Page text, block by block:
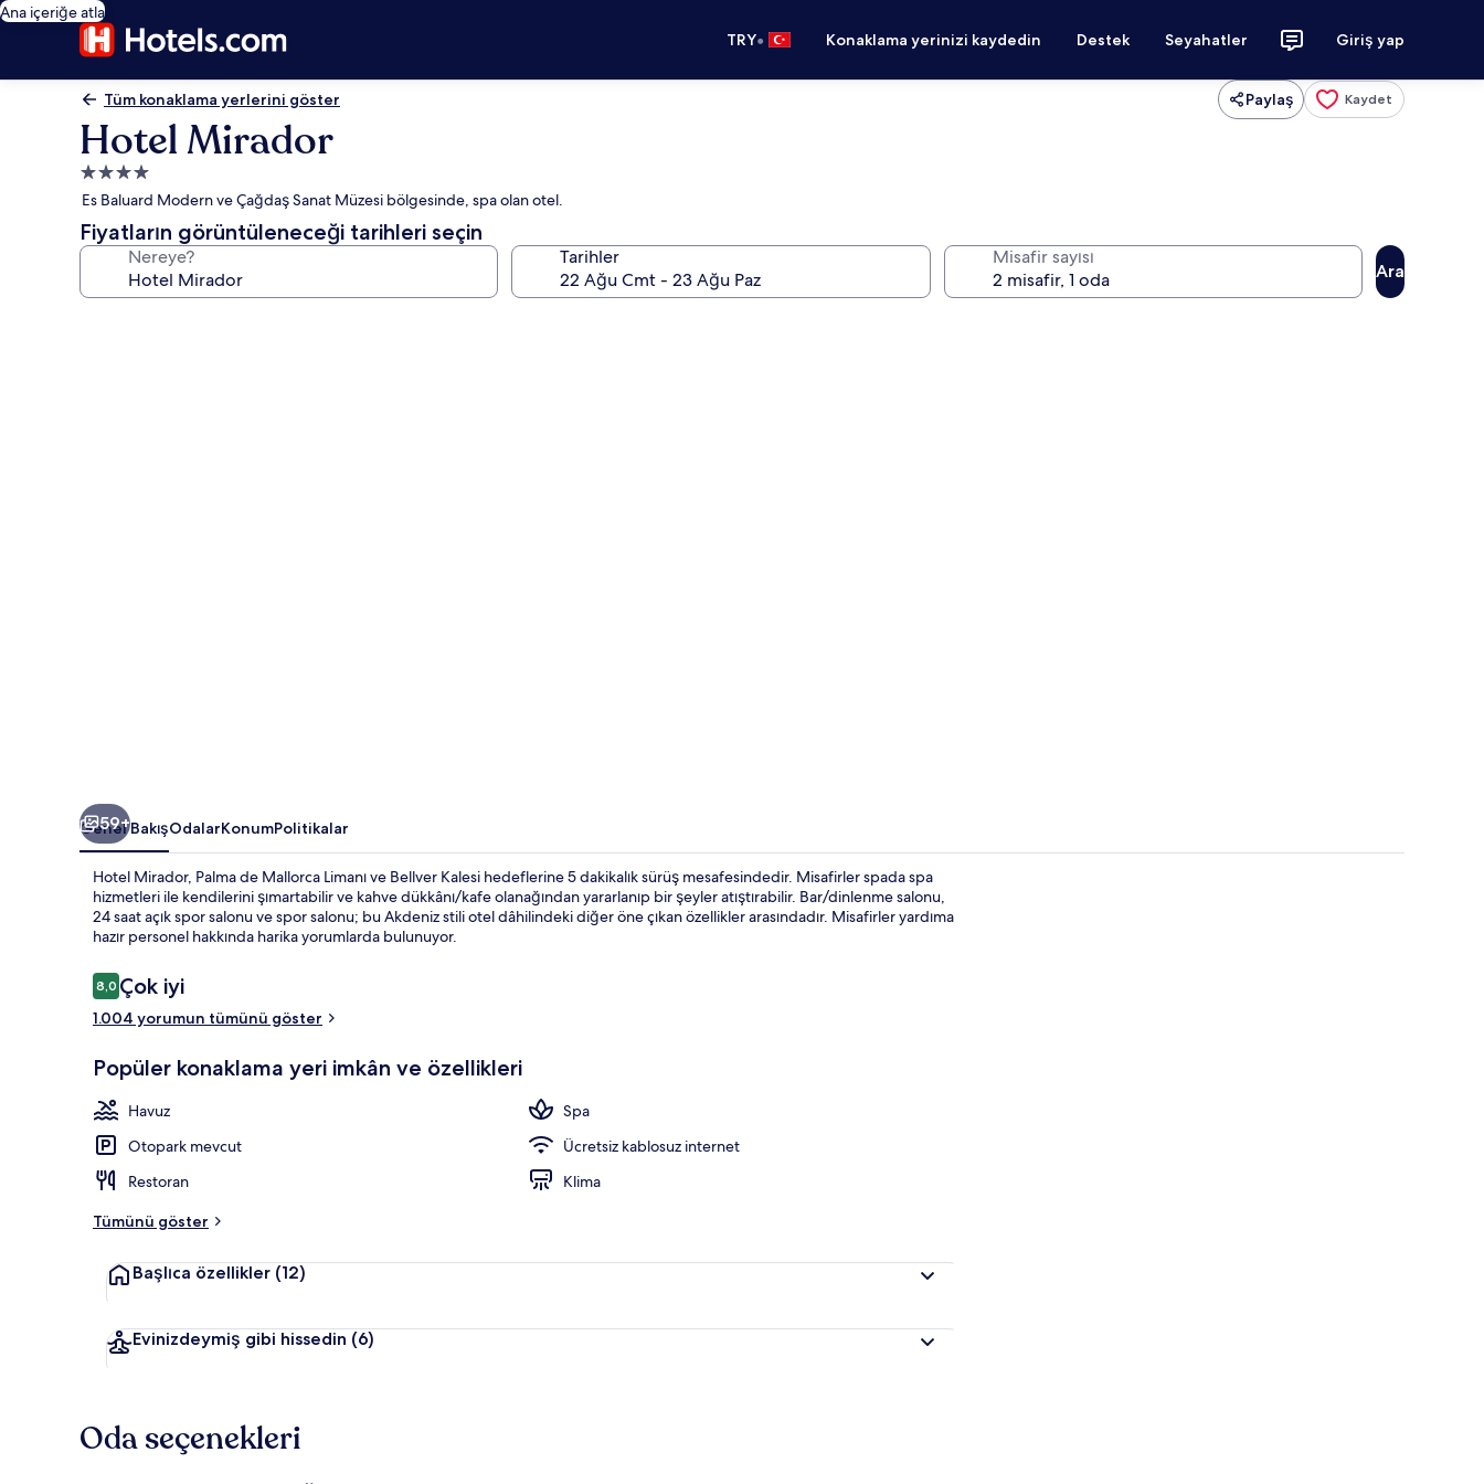
Ana içeriğe atla
TRY• Konaklama yerinizi kaydedin Destek Seyahatler Giriş yap
Tüm konaklama yerlerini göster Paylaş Kaydet
Hotel Mirador
4.0
yıldızlı
konaklama
yeri
Es Baluard Modern ve Çağdaş Sanat Müzesi bölgesinde, spa olan otel.
Fiyatların görüntüleneceği tarihleri seçin
Nereye? Tarihler Misafir sayısı
Ara
Teras/veranda
59+
Genel BakışOdalarKonumPolitikalar
Hotel Mirador, Palma de Mallorca Limanı ve Bellver Kalesi hedeflerine 5 dakikalık sürüş mesafesindedir. Misafirler spada spa
hizmetleri ile kendilerini şımartabilir ve kahve dükkânı/kafe olanağından yararlanıp bir şeyler atıştırabilir. Bar/dinlenme salonu,
24 saat açık spor salonu ve spor salonu; bu Akdeniz stili otel dâhilindeki diğer öne çıkan özellikler arasındadır. Misafirler yardıma
hazır personel hakkında harika yorumlarda bulunuyor.
Yorumlar
8,08,0/10
Çok iyi
1.004 yorumun tümünü göster
Popüler konaklama yeri imkân ve özellikleri
Havuz
Spa
Otopark mevcut
Ücretsiz kablosuz internet
Restoran
Klima
Tümünü göster
Başlıca özellikler (12)
Evinizdeymiş gibi hissedin (6)
Oda seçenekleri